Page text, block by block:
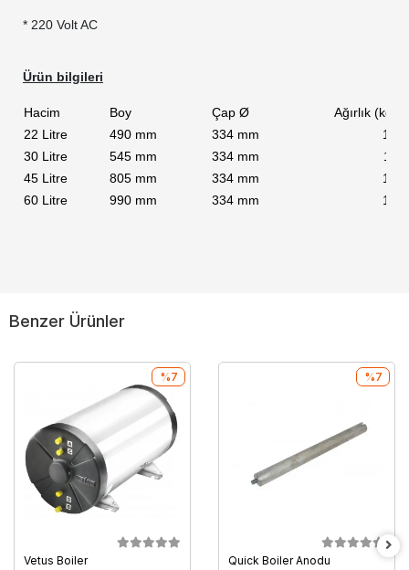
* 220 Volt AC
Ürün bilgileri
Hacim Boy Çap Ø
Ağırlık (kg)
22 Litre
490 mm 334 mm
10
30 Litre
545 mm 334 mm
11
45 Litre
805 mm 334 mm
15
60 Litre
990 mm 334 mm 17
Benzer Ürünler
Vetus Boiler
%7
Quick Boiler Anodu
%7